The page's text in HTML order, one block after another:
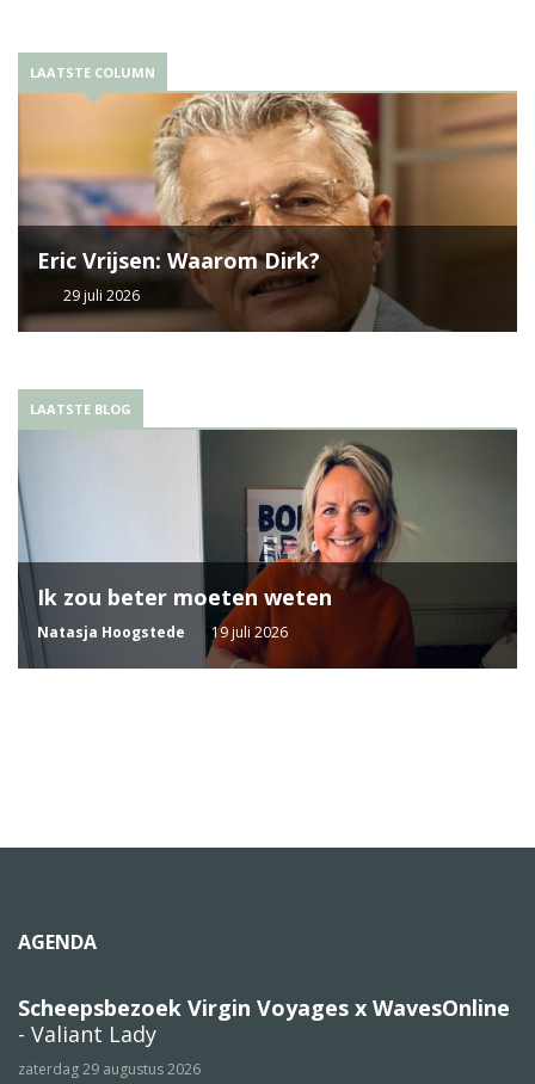
LAATSTE COLUMN
Eric Vrijsen: Waarom Dirk?
29 juli 2026
LAATSTE BLOG
Ik zou beter moeten weten
Natasja Hoogstede 19 juli 2026
AGENDA
Scheepsbezoek Virgin Voyages x WavesOnline
- Valiant Lady
zaterdag 29 augustus 2026